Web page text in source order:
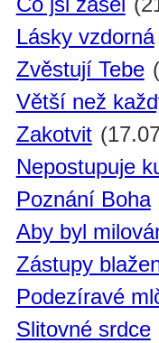
Lásky vzdorná
Zvěstují Tebe
Větší než
Zakotvit
Nepostupuje
Poznání Boha
Aby byl
Zástupy
Podezíravé
Slitovné srdce